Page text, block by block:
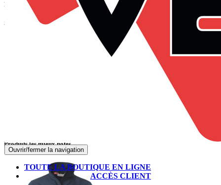
Ouvrir/fermer la navigation
TOUTE LA BOUTIQUE EN LIGNE
ACCÈS CLIENT
Panier
Suivez-nous sur Facebook
Produits les mieux notés